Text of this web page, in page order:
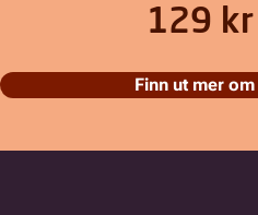
129 kr
Finn ut mer om